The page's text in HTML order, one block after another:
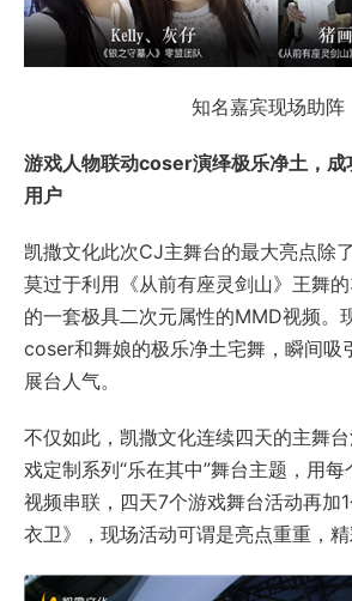
知名嘉宾现场助阵
游戏人物联动coser演绎极乐净土，成
用户
凯撒文化此次CJ主舞台的最大亮点除
莫过于利用《从前有座灵剑山》王舞
的一套极具二次元属性的MMD视频。
coser和舞娘的极乐净土宅舞，瞬间吸
展台人气。
不仅如此，凯撒文化连续四天的主舞
戏定制系列“乐在其中”舞台主题，用
视频串联，四天7个游戏舞台活动再加
衣卫》，现场活动可谓是亮点重重，精